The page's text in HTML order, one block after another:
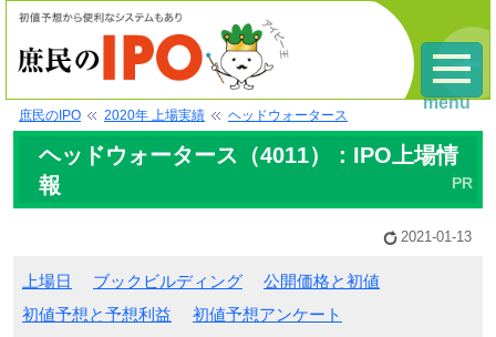
庶民のIPO 2020年 上場実績 ヘッドウォータース
ヘッドウォータース（4011）：IPO上場情
報
2021-01-13
上場日 ブックビルディング
公開価格と初値
初値予想と予想利益
初値予想アンケート
menu